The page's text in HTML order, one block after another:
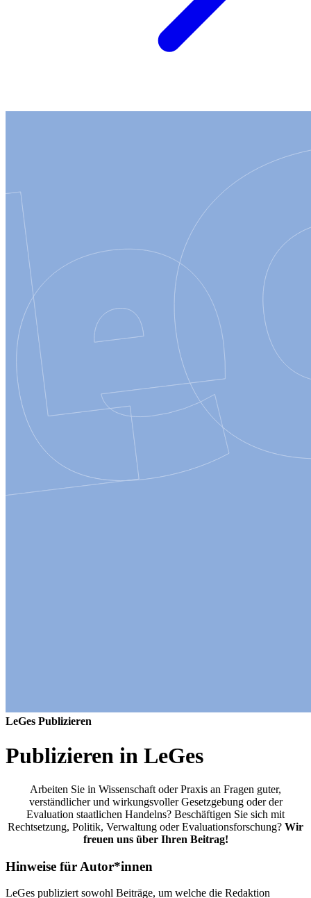
LeGes Publizieren
Publizieren in LeGes
Arbeiten Sie in Wissenschaft oder Praxis an Fragen guter,
verständlicher und wirkungsvoller Gesetzgebung oder der
Evaluation staatlichen Handelns? Beschäftigen Sie sich mit
Rechtsetzung, Politik, Verwaltung oder Evaluationsforschung? Wir
freuen uns über Ihren Beitrag!
Hinweise für Autor*innen
LeGes publiziert sowohl Beiträge, um welche die Redaktion